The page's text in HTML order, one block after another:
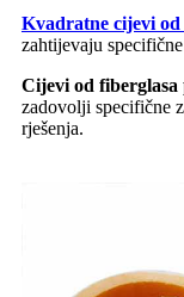
Kvadratne cijevi od
zahtijevaju
Cijevi od
zadovolji specifične
rješenja.